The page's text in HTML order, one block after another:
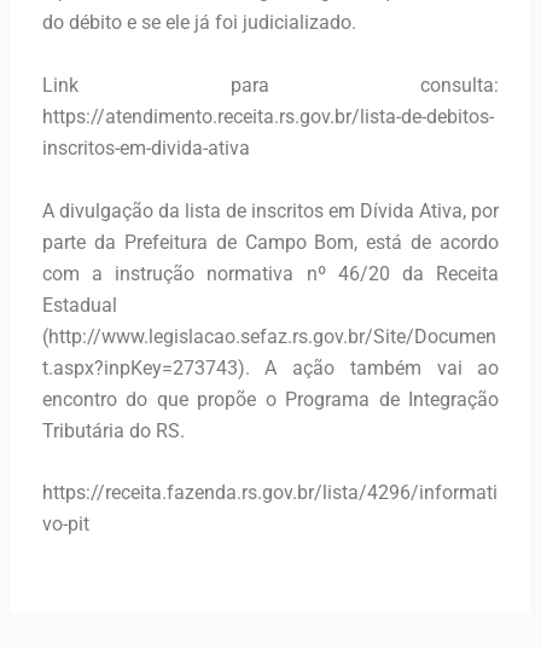
do débito e se ele já foi judicializado.
Link para consulta:
https://atendimento.receita.rs.gov.br/lista-de-debitos-
inscritos-em-divida-ativa
A divulgação da lista de inscritos em Dívida Ativa, por
parte da Prefeitura de Campo Bom, está de acordo
com a instrução normativa nº 46/20 da Receita
Estadual
(http://www.legislacao.sefaz.rs.gov.br/Site/Documen
t.aspx?inpKey=273743). A ação também vai ao
encontro do que propõe o Programa de Integração
Tributária do RS.
https://receita.fazenda.rs.gov.br/lista/4296/informati
vo-pit